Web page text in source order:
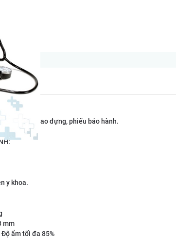
1 dây, bao đựng, phiếu bảo hành.
y khoa.
mm
Độ ẩm tối đa 85%